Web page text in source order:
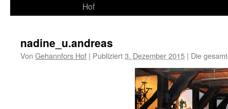
Hof
nadine_u.andreas
Von Gehannfors Hof | Publiziert3. Dezember 2015 | Die